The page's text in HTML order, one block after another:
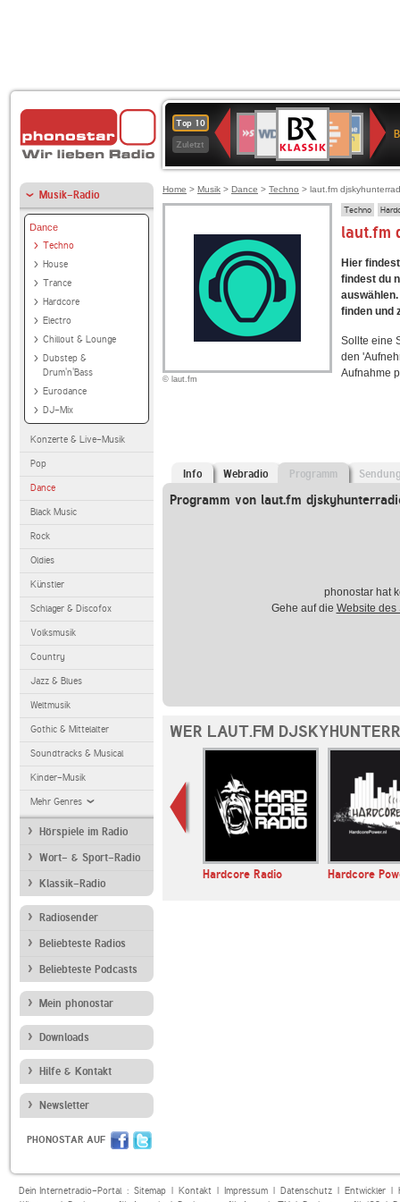
Top 10
Zuletzt
Deutschlandfunk
80er
90er
OLDIE
ANTENNE
4
BR-
KLASSIK
Deutschlandfunk
Kultur
ANTENNE
BAYERN
SWR
Kultur
NDR
2
Musik-Radio
Dance
Techno
House
Trance
Hardcore
Electro
Chillout & Lounge
Dubstep &
Drum'n'Bass
Eurodance
DJ-Mix
Konzerte & Live-Musik
Pop
Dance
Black Music
Rock
Oldies
Künstler
Schlager & Discofox
Volksmusik
Country
Jazz & Blues
Weltmusik
Gothic & Mittelalter
Soundtracks & Musical
Kinder-Musik
Mehr Genres
Hörspiele im Radio
Wort- & Sport-Radio
Klassik-Radio
Radiosender
Beliebteste Radios
Beliebteste Podcasts
Mein phonostar
Downloads
Hilfe & Kontakt
Newsletter
PHONOSTAR AUF
Home > Musik > Dance > Techno > laut.fm
© laut.fm
Techno
laut.fm
Hier
findest du
finden und
Sollte eine
den
Aufnahme
Info Webradio Programm
Programm von laut.fm
phonostar hat
Gehe auf die Website des
WER LAUT.FM
Hardcore Radio Hardcore
Dein Internetradio-Portal : Sitemap| Kontakt| Impressum| Datenschutz| Entwickler|